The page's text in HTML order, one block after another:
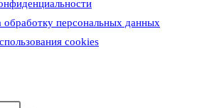
обработку персональных данных
cookies